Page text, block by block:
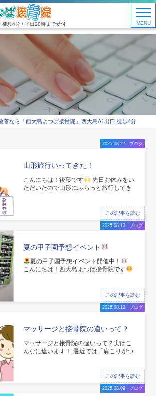
徒歩4分 / 平日20時まで受付 MENU
善なら「西大島よつば接骨院」西大島A1出口 徒歩4分
2025.08.27 ブログ
山形旅行いってきた！
こんにちは！後藤です
先日お休みをい
ただいたので山形にふらっと旅行してき
も見えず今回2度目の挑戦でした笑 火口
にできた湖でとても綺麗で良かったです
この記事を読む
2025.08.13 ブログ
夏の甲子園予想イベント
夏の甲子園予想イベント開催中！
こんにちは！西大島よつば接骨院です
が熱くなりますよね。 そして当院では、
そんな夏の甲子園をもっと楽しめる
**「優勝校予想イベント」**を開催して
この記事を読む
2025.08.12 ブログ
マッサージと接骨院の違いって？
実はこんなに違います！
マッサージと接骨院の違いって？実はこ
んなに違います！ 最近では「肩こりがつ
身体の不調があるときに“マッサー
ジ”と“接骨院”で迷う方が多くいらっしゃ
います。 どちらも体をほぐしたり痛みを
この記事を読む
2025.08.09 ブログ